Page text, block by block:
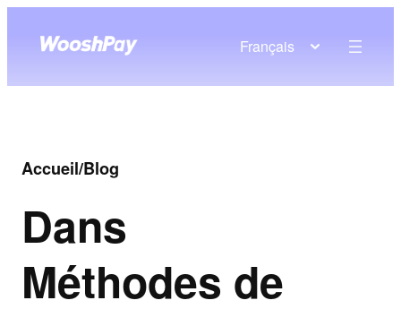
Français
Accueil/Blog
Dans
Méthodes de